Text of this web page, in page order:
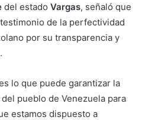
del estado Vargas, señaló que
de la perfectividad
por su transparencia y
lo que puede garantizar la
pueblo de Venezuela para
estamos dispuesto a